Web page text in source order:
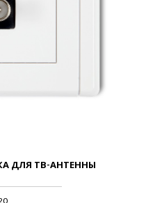
ДЛЯ ТВ-АНТЕННЫ